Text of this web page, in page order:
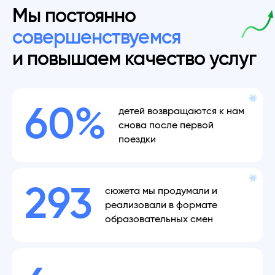
Мы постоянно
совершенствуемся
и повышаем качество услуг
60%
детей возвращаются к нам
снова после первой
поездки
293
сюжета мы продумали и
реализовали в формате
образовательных смен